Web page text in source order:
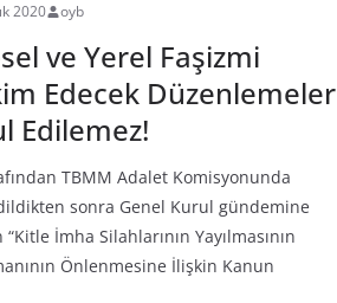
2020 oyb
ve Yerel Faşizmi
Edecek Düzenlemeler
Edilemez!
TBMM Adalet Komisyonunda
sonra Genel Kurul gündemine
İmha Silahlarının Yayılmasının
Önlenmesine İlişkin Kanun